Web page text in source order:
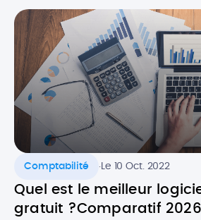
plutôt facile de trouver un
gratuit ET efficace ! Selon vos
Comptabilité .Le 10 Oct. 2022
Quel est le meilleur
gratuit ?Comparatif 2026